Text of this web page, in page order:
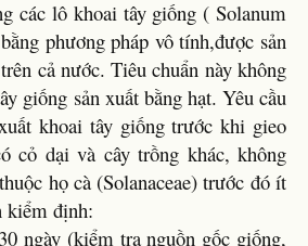
các lô khoai tây giống ( Solanum
phương pháp vô tính,được sản
cả nước. Tiêu chuẩn này không
giống sản xuất bằng hạt. Yêu cầu
khoai tây giống trước khi gieo
cỏ dại và cây trồng khác, không
họ cà (Solanaceae) trước đó ít
kiểm định:
ngày (kiểm tra nguồn gốc giống,